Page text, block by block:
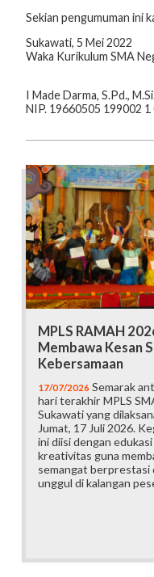
Sekian pengumuman ini
Sukawati, 5 Mei 2022
Waka Kurikulum SMA
I Made Darma, S.Pd.,
NIP. 19660505 199002 1
MPLS RAMAH
Membawa Kesan
Kebersamaan
17/07/2026 Semarak
hari terakhir MPLS
Sukawati yang
Jumat, 17 Juli 2026.
ini diisi dengan
kreativitas guna
semangat berprestasi
unggul di kalangan